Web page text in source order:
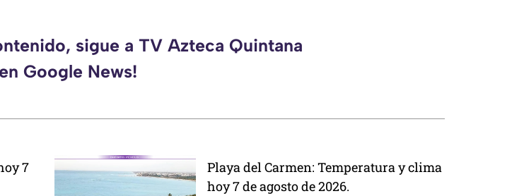
sigue a TV Azteca Quintana
Google News!
7
Playa del Carmen: Temperatura y clima
hoy 7 de agosto de 2026.